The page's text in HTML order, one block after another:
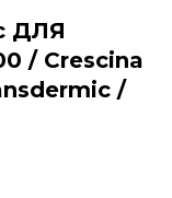
ДЛЯ
/ Crescina
/